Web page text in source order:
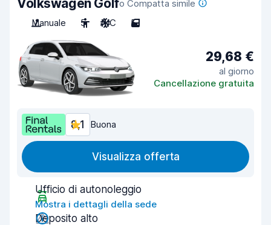
Volkswagen Golfo Compatta simile
Manuale
5 A/C 5
29,68 €
al giorno
Cancellazione gratuita
8,1 Buona
Visualizza offerta
Ufficio di autonoleggio
Mostra i dettagli della sede
Deposito alto